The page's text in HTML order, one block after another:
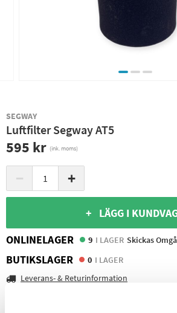
SEGWAY
Luftfilter Segway AT5
595 kr (ink. moms)
− +
+ LÄGG I
ONLINELAGER
9 I LAGER Skickas
BUTIKSLAGER 0 I LAGER
Leverans- & Returinformation